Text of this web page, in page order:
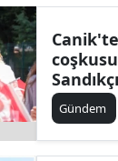
destek
Gündem